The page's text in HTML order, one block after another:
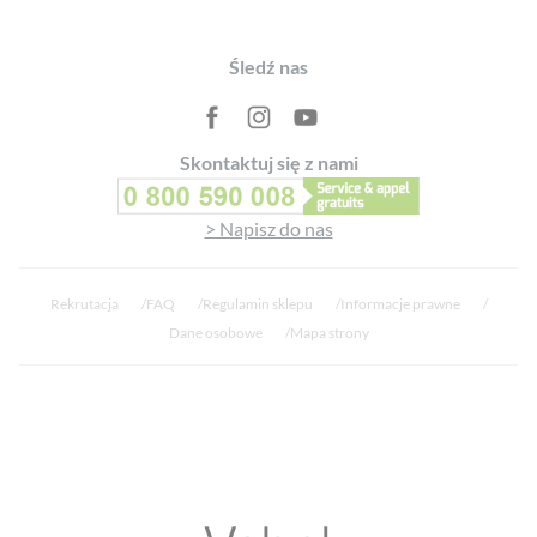
Śledź nas
Skontaktuj się z nami
> Napisz do nas
Rekrutacja FAQ Regulamin sklepu
Informacje prawne
Dane osobowe
Mapa strony